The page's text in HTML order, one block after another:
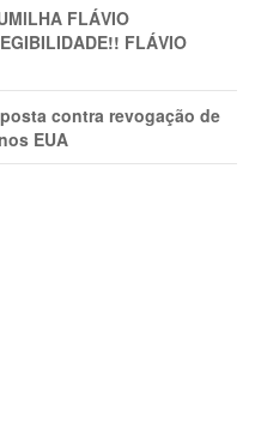
FLÁVIO
FLÁVIO
contra revogação de
EUA